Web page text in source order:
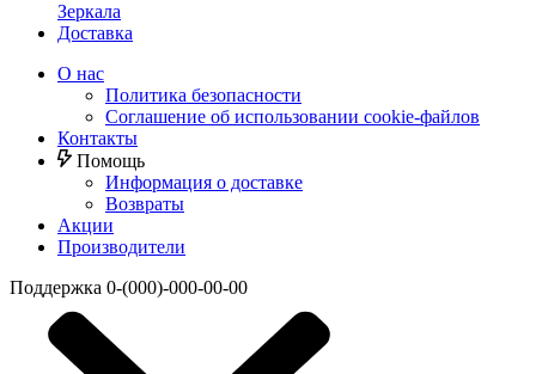
Зеркала
Доставка
О нас
Политика безопасности
Соглашение об использовании cookie-файлов
Контакты
Помощь
Информация о доставке
Возвраты
Акции
Производители
Поддержка 0-(000)-000-00-00